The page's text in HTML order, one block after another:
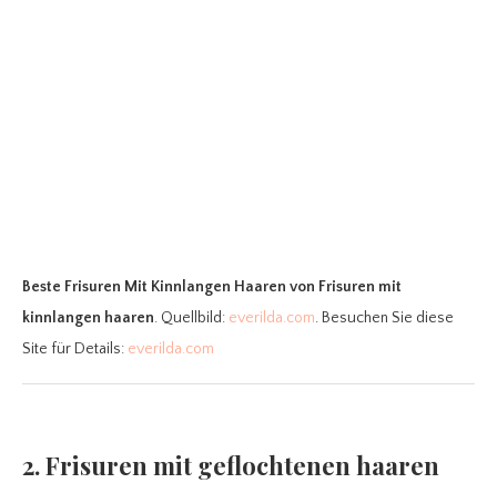
Beste Frisuren Mit Kinnlangen Haaren von Frisuren mit
kinnlangen haaren. Quellbild: everilda.com. Besuchen Sie diese
Site für Details: everilda.com
2. Frisuren mit geflochtenen haaren